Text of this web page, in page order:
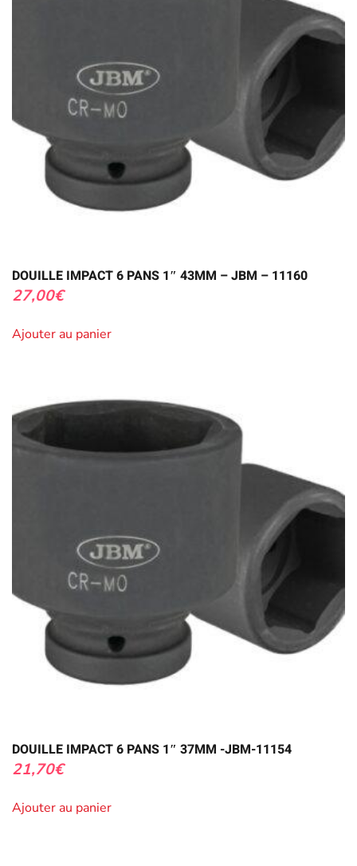
DOUILLE IMPACT 6 PANS 1″ 43MM – JBM – 11160
27,00€
Ajouter au panier
DOUILLE IMPACT 6 PANS 1″ 37MM -JBM-11154
21,70€
Ajouter au panier